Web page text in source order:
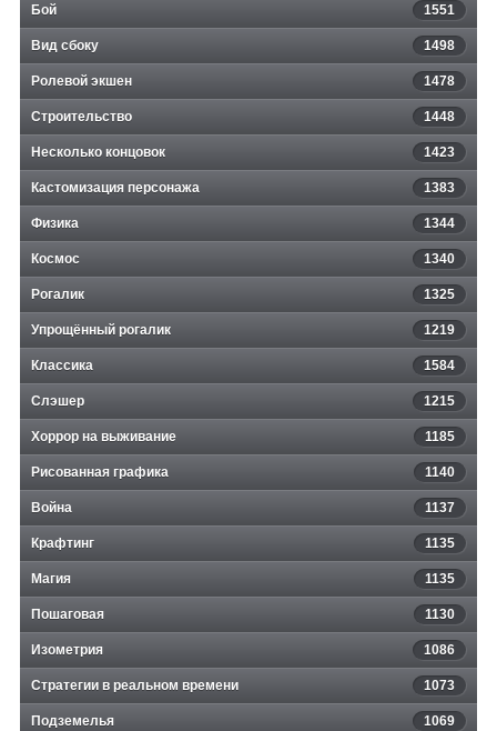
Бой 1551
Вид сбоку 1498
Ролевой экшен 1478
Строительство 1448
Несколько концовок 1423
Кастомизация персонажа 1383
Физика 1344
Космос 1340
Рогалик 1325
Упрощённый рогалик 1219
Классика 1584
Слэшер 1215
Хоррор на выживание 1185
Рисованная графика 1140
Война 1137
Крафтинг 1135
Магия 1135
Пошаговая 1130
Изометрия 1086
Стратегии в реальном времени 1073
Подземелья 1069